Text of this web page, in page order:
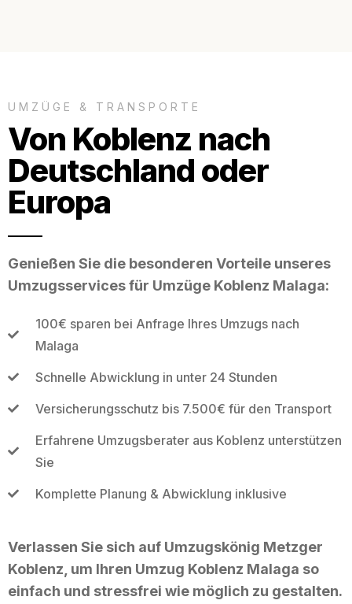
UMZÜGE & TRANSPORTE
Von Koblenz nach
Deutschland oder
Europa
Genießen Sie die besonderen Vorteile unseres
Umzugsservices für Umzüge Koblenz Malaga:
100€ sparen bei Anfrage Ihres Umzugs nach
Malaga
Schnelle Abwicklung in unter 24 Stunden
Versicherungsschutz bis 7.500€ für den Transport
Erfahrene Umzugsberater aus Koblenz unterstützen
Sie
Komplette Planung & Abwicklung inklusive
Verlassen Sie sich auf Umzugskönig Metzger
Koblenz, um Ihren Umzug Koblenz Malaga so
einfach und stressfrei wie möglich zu gestalten.